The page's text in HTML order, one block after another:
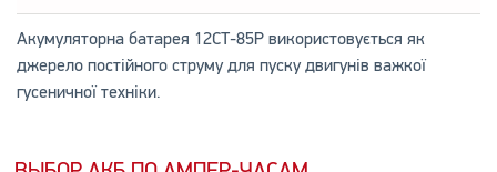
Акумуляторна батарея 12СТ-85Р використовується як
джерело постійного струму для пуску двигунів важкої
гусеничної техніки.